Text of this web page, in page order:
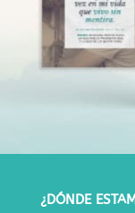
¿DÓNDE